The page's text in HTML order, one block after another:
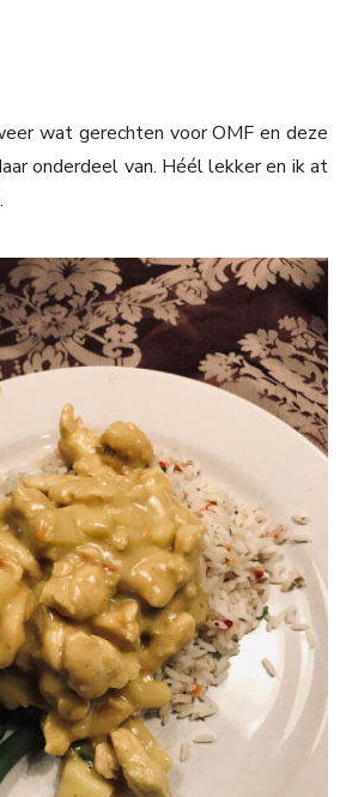
wat gerechten voor OMF en deze
onderdeel van. Héél lekker en ik at